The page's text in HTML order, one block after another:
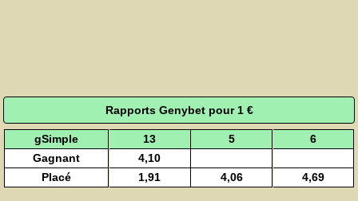
Rapports Genybet pour 1 €
gSimple 13 5
6
Gagnant
4,10
Placé
1,91 4,06 4,69